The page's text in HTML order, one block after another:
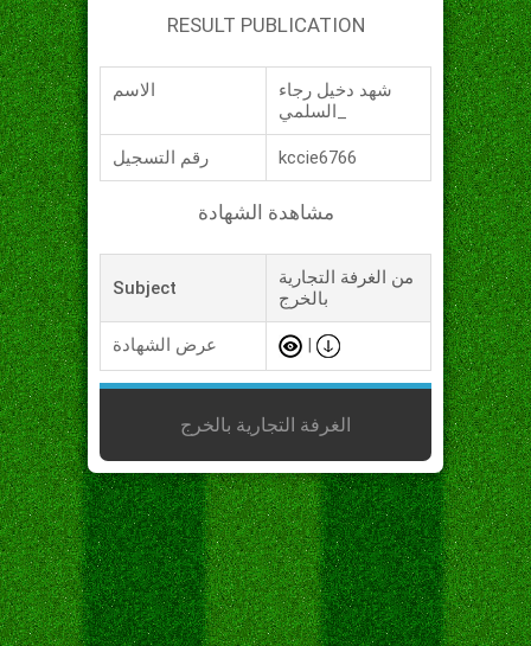
RESULT PUBLICATION
الاسم
شهد دخيل رجاء
رقم التسجيل kccie6766
مشاهدة الشهادة
Subject
من الغرفة التجارية
بالخرج
عرض الشهادة
الغرفة التجارية بالخرج